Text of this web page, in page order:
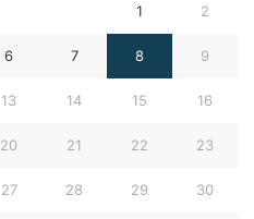
1 2
6 7 8 9
13 14 15 16
20 21 22 23
27 28 29 30